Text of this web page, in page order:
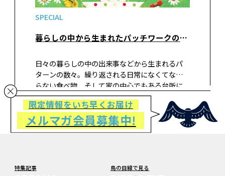
SPECIAL
暮らしの中から生まれたパッチワークのパターン②食べ物などのパターン
日々の暮らしの中の出来事などから生まれるパ
ターンの数々。繰り返される日常になくてなな
らない食べ物、そして家の中心でもある台所に
関するパターンはたくさんあります。暮らしに根
付いたモチーフから生まれたパターンをお楽し
みください。
限定情報をいち早くお届け
メルマガ会員募集中!
特集記事 鳥の目線で見る